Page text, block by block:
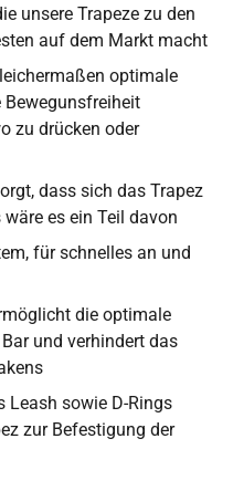
unsere Trapeze zu den
auf dem Markt macht
optimale
zu drücken oder
dass sich das Trapez
es ein Teil davon
für schnelles an und
die optimale
und verhindert das
Leash sowie D-Rings
zur Befestigung der